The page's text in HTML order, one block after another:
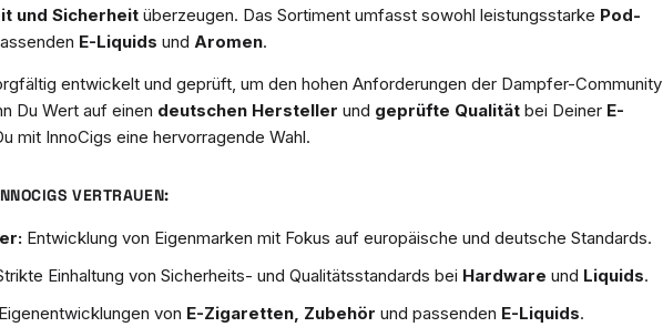
und Sicherheit überzeugen. Das Sortiment umfasst sowohl leistungsstarke Pod-
E-Liquids und Aromen.
entwickelt und geprüft, um den hohen Anforderungen der Dampfer-Community
Du Wert auf einen deutschen Hersteller und geprüfte Qualität bei Deiner E-
mit InnoCigs eine hervorragende Wahl.
VERTRAUEN:
Entwicklung von Eigenmarken mit Fokus auf europäische und deutsche Standards.
Einhaltung von Sicherheits- und Qualitätsstandards bei Hardware und Liquids.
Eigenentwicklungen von E-Zigaretten, Zubehör und passenden E-Liquids.